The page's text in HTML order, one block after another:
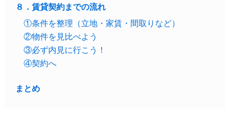
８．賃貸契約までの流れ
①条件を整理（立地・家賃・間取りなど）
②物件を見比べよう
③必ず内見に行こう！
④契約へ
まとめ